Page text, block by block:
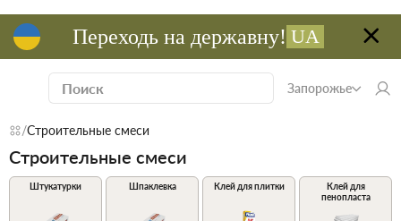
Переходь на державну! UA
Запорожье
Строительные смеси
Строительные смеси
Штукатурки Шпаклевка Клей для плитки
Клей для
пенопласта